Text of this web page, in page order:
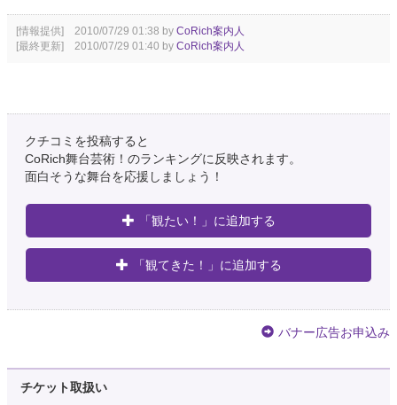
[情報提供] 2010/07/29 01:38 by CoRich案内人
[最終更新] 2010/07/29 01:40 by CoRich案内人
クチコミを投稿すると
CoRich舞台芸術！のランキングに反映されます。
面白そうな舞台を応援しましょう！
「観たい！」に追加する
「観てきた！」に追加する
バナー広告お申込み
チケット取扱い